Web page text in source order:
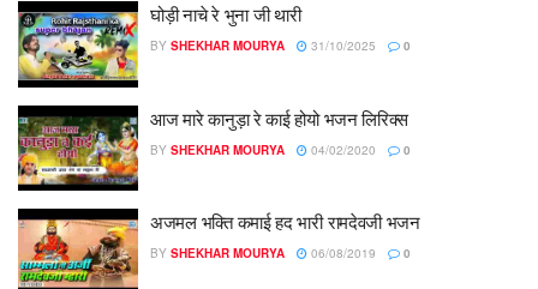
घोड़ी नाचे रे भुना जी थारी
BY SHEKHAR MOURYA 31/10/2025 0
आज मारे कानुड़ा रे काई होयो भजन लिरिक्स
BY SHEKHAR MOURYA 04/02/2020 0
अजमल भक्ति कमाई हद भारी रामदेवजी भजन
BY SHEKHAR MOURYA 06/08/2019 0